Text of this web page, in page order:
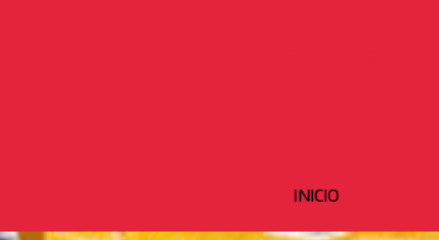
INICIO